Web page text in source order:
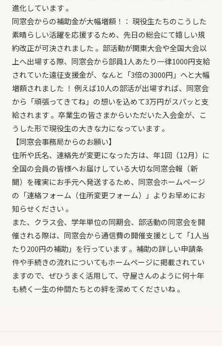
進化しています 。
同窓会からの補助金が大幅増額！： 現役生たちのこうした
素晴らしい活躍を応援するため、先日の総会にて嬉しい規
約改正が可決されました 。部活動が関東大会や全国大会以
上へ出場する際、同窓会から部員1人あたり一律1000円支給
されていた遠征支援金が、なんと「3倍の3000円」へと大幅
増額されました ！ 例えば10人の部活が出場すれば、同窓会
から「頑張ってきてね」の想いを込めて3万円がスパッと支
給されます 。卒業生の皆さまからいただいた入会金が、こ
うした形で現役生の大きな力になっています 。
【同窓会事務局からのお願い】
住所や氏名、連絡先が変更になった方は、年1回（12月）に
全国の会員の皆様へお届けしている大切な同窓会報（新
聞）を確実にお手元へ発送するため、同窓会ホームページ
の「連絡フォーム（住所変更フォーム）」よりお早めにお
知らせください 。
また、クラス会、学年単位の同期会、部活動の同窓会を開
催される際は、同窓会から通信費の開催支援として「1人当
たり200円の補助」を行っています 。補助の詳しい申請条
件や手続きの流れについてもホームページに掲載されてい
ますので、ぜひうまく活用して、守屋さんのように何十年
も続く一生の仲間たちとの絆を深めてくださいね 。